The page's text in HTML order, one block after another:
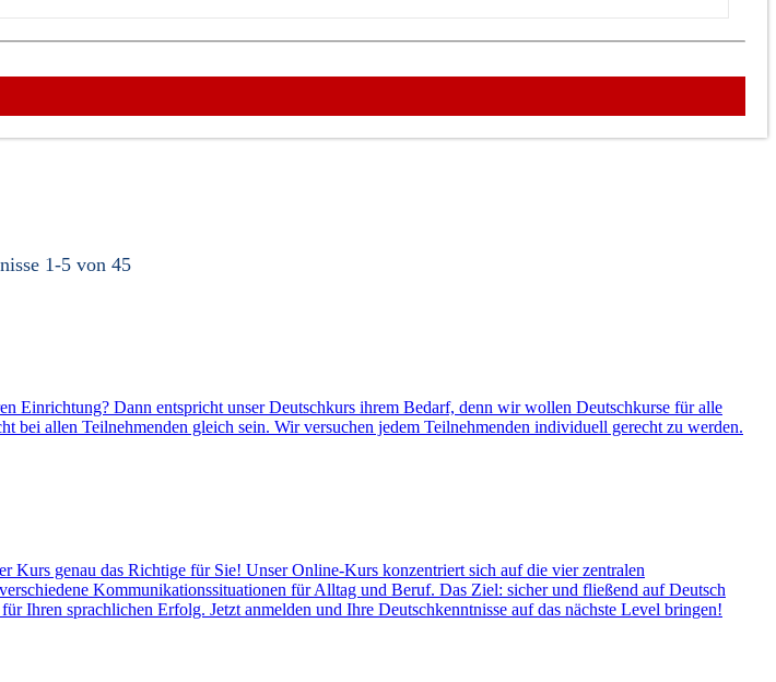
1-5von 45
Einrichtung? Dann entspricht unser Deutschkurs ihrem Bedarf, denn wir wollen Deutschkurse für alle
bei allen Teilnehmenden gleich sein. Wir versuchen jedem Teilnehmenden individuell gerecht zu werden.
genau das Richtige für Sie! Unser Online-Kurs konzentriert sich auf die vier zentralen
Kommunikationssituationen für Alltag und Beruf. Das Ziel: sicher und fließend auf Deutsch
Ihren sprachlichen Erfolg. Jetzt anmelden und Ihre Deutschkenntnisse auf das nächste Level bringen!